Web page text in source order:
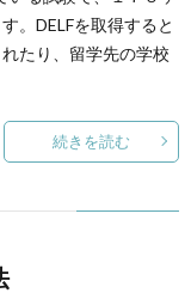
。DELFを取得すると
たり、留学先の学校
続きを読む